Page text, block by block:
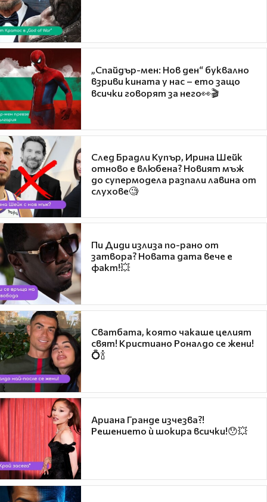
„Спайдър-мен: Нов ден“ буквално
взриви кината у нас – ето защо
всички говорят за него👀🎬
След Брадли Купър, Ирина Шейк
отново е влюбена? Новият мъж
до супермодела разпали лавина от
слухове🧐
Пи Диди излиза по-рано от
затвора? Новата дата вече е
факт!💥
Сватбата, която чакаше целият
свят! Кристиано Роналдо се жени!
💍🍾
Ариана Гранде изчезва?!
Решението ѝ шокира всички!😯💥